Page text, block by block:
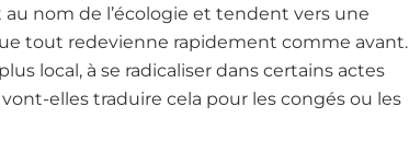
nom de l’écologie et tendent vers une
tout redevienne rapidement comme avant.
local, à se radicaliser dans certains actes
elles traduire cela pour les congés ou les